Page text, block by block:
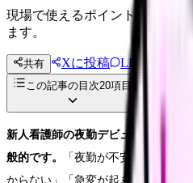
現場で使えるポイントを、同
ます。
共有 Xに投稿 LINE
投
この記事の目次20項目
新人看護師の夜勤デビューは、入職
般的です。
「夜勤が不安で眠れな
からない」「急変が起きたらどうし